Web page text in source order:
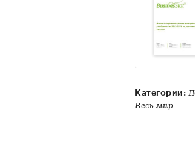
Категории:
Весь мир